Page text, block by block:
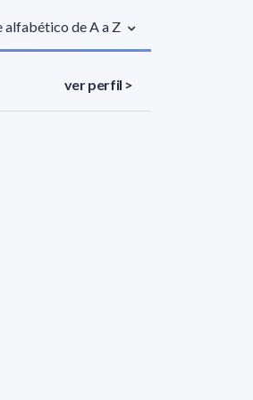
de A a Z
ver perfil >